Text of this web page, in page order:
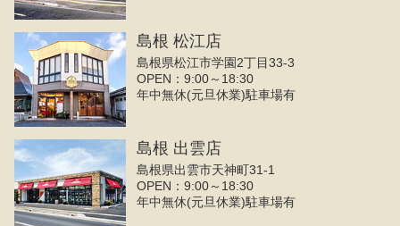
島根 松江店
島根県松江市学園2丁目33-3
OPEN：9:00～18:30
年中無休(元旦休業)駐車場有
島根 出雲店
島根県出雲市天神町31-1
OPEN：9:00～18:30
年中無休(元旦休業)駐車場有